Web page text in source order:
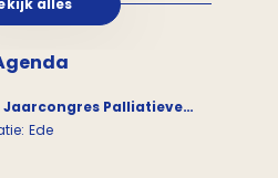
alles
Het Jaarcongres Palliatieve Zorg
Ede